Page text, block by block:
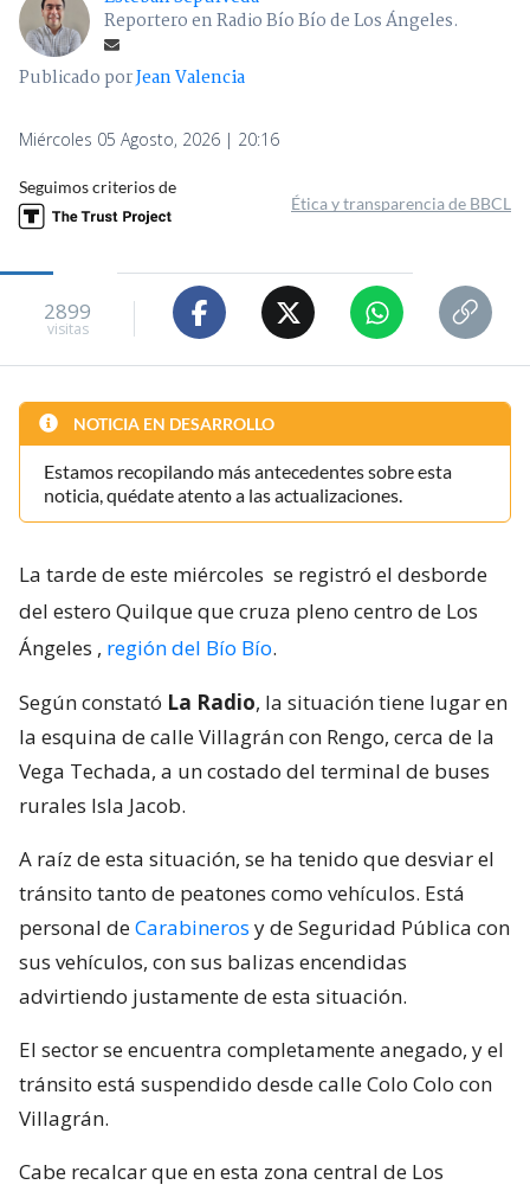
Reportero en Radio Bío Bío de Los Ángeles.
Publicado porJean Valencia
Miércoles 05 Agosto, 2026 | 20:16
Seguimos criterios de
Ética y transparencia de BBCL
2899
visitas
NOTICIA EN DESARROLLO
Estamos recopilando más antecedentes sobre esta
noticia, quédate atento a las actualizaciones.
La tarde de este miércoles se registró el desborde
del estero Quilque que cruza pleno centro de Los
Ángeles , región del Bío Bío.
Según constató La Radio, la situación tiene lugar en
la esquina de calle Villagrán con Rengo, cerca de la
Vega Techada, a un costado del terminal de buses
rurales Isla Jacob.
A raíz de esta situación, se ha tenido que desviar el
tránsito tanto de peatones como vehículos. Está
personal deCarabineros y de Seguridad Pública con
sus vehículos, con sus balizas encendidas
advirtiendo justamente de esta situación.
El sector se encuentra completamente anegado, y el
tránsito está suspendido desde calle Colo Colo con
Villagrán.
Cabe recalcar que en esta zona central de Los